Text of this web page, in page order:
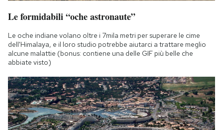
Le formidabili “oche astronaute”
Le oche indiane volano oltre i 7mila metri per superare le cime
dell'Himalaya, e il loro studio potrebbe aiutarci a trattare meglio
alcune malattie (bonus: contiene una delle GIF più belle che
abbiate visto)